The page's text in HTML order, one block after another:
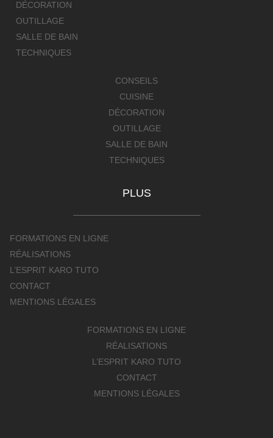
DÉCORATION
OUTILLAGE
SALLE DE BAIN
TECHNIQUES
CONSEILS
CUISINE
DÉCORATION
OUTILLAGE
SALLE DE BAIN
TECHNIQUES
PLUS
FORMATIONS EN LIGNE
RÉALISATIONS
L’ESPRIT KARO TUTO
CONTACT
MENTIONS LÉGALES
FORMATIONS EN LIGNE
RÉALISATIONS
L’ESPRIT KARO TUTO
CONTACT
MENTIONS LÉGALES